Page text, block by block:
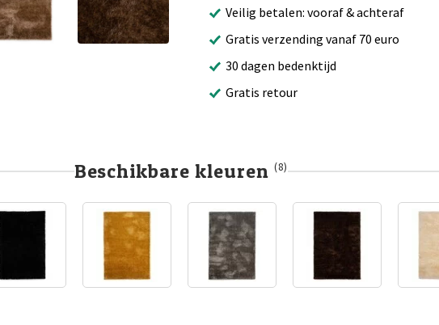
Veilig betalen: vooraf & achteraf
Gratis verzending vanaf 70 euro
30 dagen bedenktijd
Gratis retour
Beschikbare kleuren (8)